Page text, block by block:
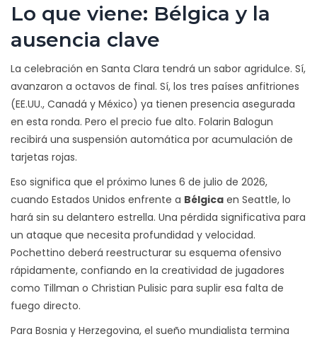
Lo que viene: Bélgica y la
ausencia clave
La celebración en Santa Clara tendrá un sabor agridulce. Sí,
avanzaron a octavos de final. Sí, los tres países anfitriones
(EE.UU., Canadá y México) ya tienen presencia asegurada
en esta ronda. Pero el precio fue alto. Folarin Balogun
recibirá una suspensión automática por acumulación de
tarjetas rojas.
Eso significa que el próximo lunes 6 de julio de 2026,
cuando Estados Unidos enfrente a Bélgica en Seattle, lo
hará sin su delantero estrella. Una pérdida significativa para
un ataque que necesita profundidad y velocidad.
Pochettino deberá reestructurar su esquema ofensivo
rápidamente, confiando en la creatividad de jugadores
como Tillman o Christian Pulisic para suplir esa falta de
fuego directo.
Para Bosnia y Herzegovina, el sueño mundialista termina